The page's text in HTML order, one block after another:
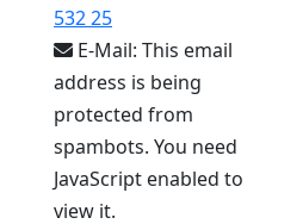
532 25
E-Mail: This email
address is being
protected from
spambots. You need
JavaScript enabled to
view it.